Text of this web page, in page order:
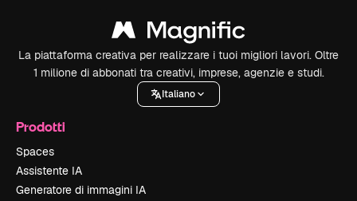
La piattaforma creativa per realizzare i tuoi migliori lavori. Oltre
1 milione di abbonati tra creativi, imprese, agenzie e studi.
Italiano
Prodotti
Spaces
Assistente IA
Generatore di immagini IA